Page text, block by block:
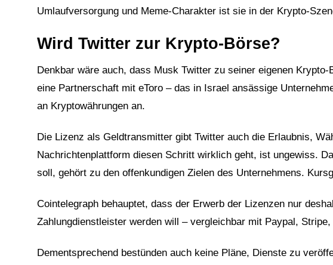
Umlaufversorgung und Meme-Charakter ist sie in der Krypto-
Wird Twitter zur Krypto-Börse?
Denkbar wäre auch, dass Musk Twitter zu seiner eigenen
eine Partnerschaft mit eToro – das in Israel ansässige
an Kryptowährungen an.
Die Lizenz als Geldtransmitter gibt Twitter auch die Erlaubnis,
Nachrichtenplattform diesen Schritt wirklich geht, ist ungewiss.
soll, gehört zu den offenkundigen Zielen des Unternehmens.
Cointelegraph behauptet, dass der Erwerb der Lizenzen nur
Zahlungdienstleister werden will – vergleichbar mit Paypal,
Dementsprechend bestünden auch keine Pläne, Dienste zu